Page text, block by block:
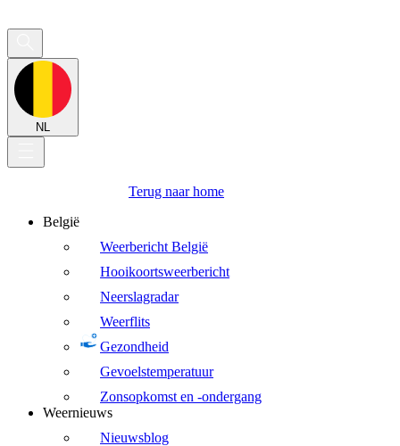
NL
Terug naar home
België
Weerbericht België
Hooikoortsweerbericht
Neerslagradar
Weerflits
Gezondheid
Gevoelstemperatuur
Zonsopkomst en -ondergang
Weernieuws
Nieuwsblog